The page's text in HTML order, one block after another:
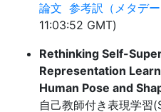
論文 参考訳（メタデー
11:03:52 GMT)
Rethinking Self-
Representation
Human Pose and
自己教師付き表現学習